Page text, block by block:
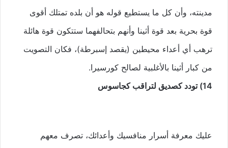
مدينته، وأن كل ما يستطيع قوله هو أن بلده تمتلك أقوى
قوة بحرية بعد قوة أثينا وأنهم بتحالفهما ستتكون قوة هائلة
ترهب أي أعداء محيطين (يقصد إسبرطة)، فكان التصويت
من كبار أثينا بالأغلبية لصالح كورسيرا.
14) تودد كصديق لتراقب كجاسوس
عليك معرفة أسرار منافسيك وأعدائك، تصرف معهم